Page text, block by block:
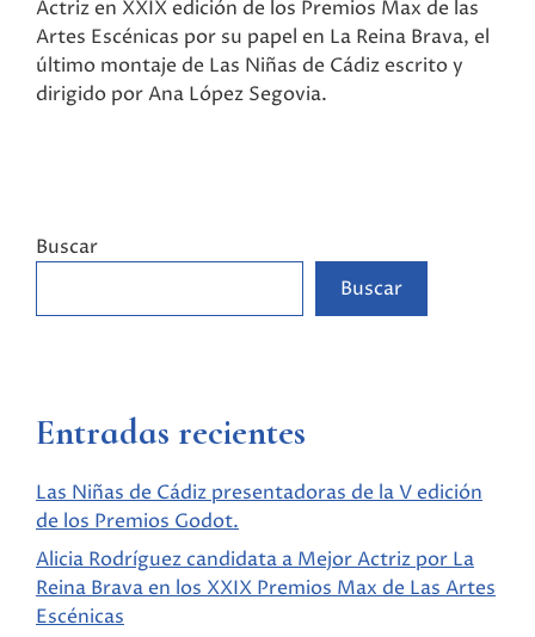
Actriz en XXIX edición de los Premios Max de las
Artes Escénicas por su papel en La Reina Brava, el
último montaje de Las Niñas de Cádiz escrito y
dirigido por Ana López Segovia.
Buscar
Buscar
Entradas recientes
Las Niñas de Cádiz presentadoras de la V edición
de los Premios Godot.
Alicia Rodríguez candidata a Mejor Actriz por La
Reina Brava en los XXIX Premios Max de Las Artes
Escénicas